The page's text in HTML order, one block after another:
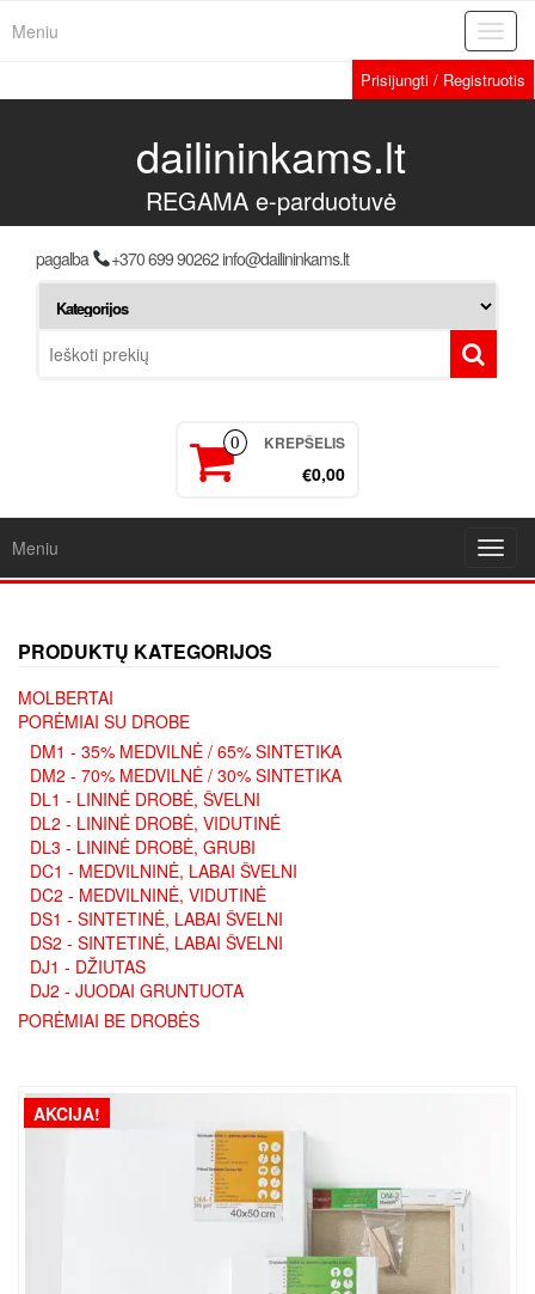
Meniu
Prisijungti / Registruotis
dailininkams.lt
REGAMA e-parduotuvė
pagalba +370 699 90262 info@dailininkams.lt
0 KREPŠELIS
€0,00
Meniu
PRODUKTŲ KATEGORIJOS
MOLBERTAI
PORĖMIAI SU DROBE
DM1 - 35% MEDVILNĖ / 65% SINTETIKA
DM2 - 70% MEDVILNĖ / 30% SINTETIKA
DL1 - LININĖ DROBĖ, ŠVELNI
DL2 - LININĖ DROBĖ, VIDUTINĖ
DL3 - LININĖ DROBĖ, GRUBI
DC1 - MEDVILNINĖ, LABAI ŠVELNI
DC2 - MEDVILNINĖ, VIDUTINĖ
DS1 - SINTETINĖ, LABAI ŠVELNI
DS2 - SINTETINĖ, LABAI ŠVELNI
DJ1 - DŽIUTAS
DJ2 - JUODAI GRUNTUOTA
PORĖMIAI BE DROBĖS
AKCIJA!